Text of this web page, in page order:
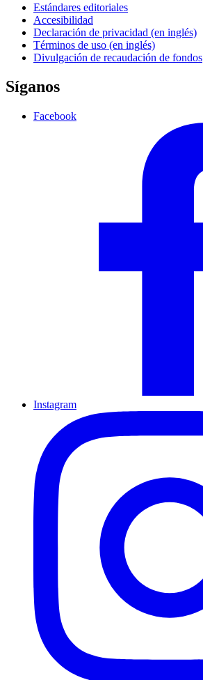
Estándares editoriales
Accesibilidad
Declaración de privacidad (en inglés)
Términos de uso (en inglés)
Divulgación de recaudación de fondos
Síganos
Facebook
Instagram